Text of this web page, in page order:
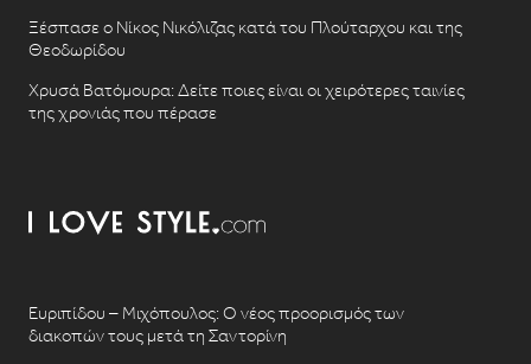
Ξέσπασε ο Νίκος Νικόλιζας κατά του Πλούταρχου και της
Θεοδωρίδου
Χρυσά Βατόμουρα: Δείτε ποιες είναι οι χειρότερες ταινίες
της χρονιάς που πέρασε
Ευριπίδου – Μιχόπουλος: Ο νέος προορισμός των
διακοπών τους μετά τη Σαντορίνη